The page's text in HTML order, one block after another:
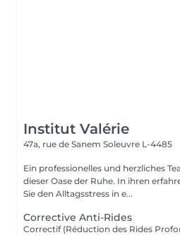
Institut Valérie
47a, rue de Sanem Soleuvre L-4485
Ein professionelles und herzliches
dieser Oase der Ruhe. In ihren
Sie den Alltagsstress in e...
Corrective Anti-Rides